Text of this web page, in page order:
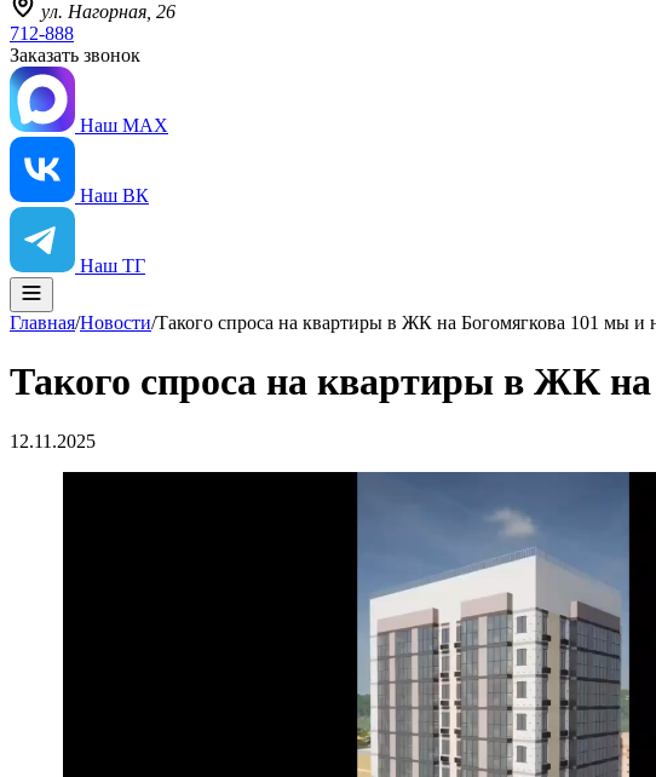
ул. Нагорная, 26
712-888
Заказать звонок
Наш MAX
Наш ВК
Наш ТГ
Главная/Новости/Такого спроса на квартиры в ЖК на Богомягкова 101 мы и
Такого спроса на квартиры в ЖК
12.11.2025